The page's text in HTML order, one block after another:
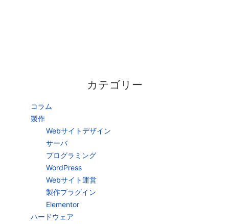
カテゴリー
コラム
製作
Webサイトデザイン
サーバ
プログラミング
WordPress
Webサイト運営
製作プラグイン
Elementor
ハードウェア